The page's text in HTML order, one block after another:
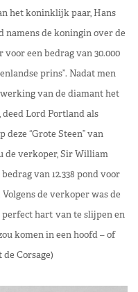
het koninklijk paar, Hans
namensde koninginover de
voor een bedrag van 30.000
prins”. Nadat men
van de diamant het
Lord Portland als
deze “Grote Steen”van
de verkoper,Sir William
van 12.338 pond voor
de verkoper was de
perfect hart van te slijpen en
komen in een hoofd–of
de Corsage)